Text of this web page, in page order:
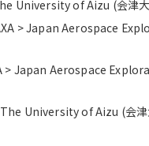
University of Aizu (会津
> Japan Aerospace
> Japan Aerospace
University of Aizu (会津